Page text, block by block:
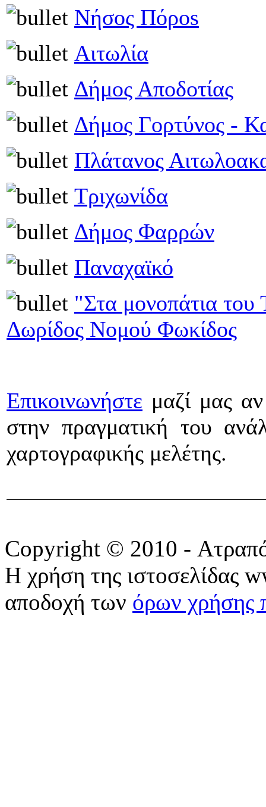
Νήσος Πόροs
Αιτωλία
Δήμος Αποδοτίας
Δήμος Γορτύνος -
Πλάτανος
Τριχωνίδα
Δήμος Φαρρών
Παναχαϊκό
"Στα μονοπάτια
Δωρίδος Νομού Φωκίδος
Επικοινωνήστε μαζί μας
στην πραγματική του
χαρτογραφικής μελέτης.
Copyright © 2010 -
Η χρήση της ιστοσελίδας
αποδοχή των όρων χρήσης